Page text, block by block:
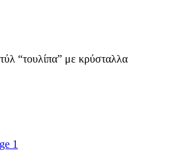
“τουλίπα” με κρύσταλλα